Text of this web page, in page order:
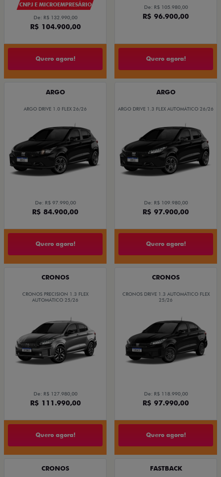
CNPJ E MICROEMPRESÁRIO
De: R$ 132.990,00
R$ 104.900,00
Quero agora!
De: R$ 105.980,00
R$ 96.900,00
Quero agora!
ARGO
ARGO DRIVE 1.0 FLEX 26/26
De: R$ 97.990,00
R$ 84.900,00
Quero agora!
ARGO
ARGO DRIVE 1.3 FLEX AUTOMÁTICO 26/26
De: R$ 109.980,00
R$ 97.900,00
Quero agora!
CRONOS
CRONOS PRECISION 1.3 FLEX
AUTOMÁTICO 25/26
De: R$ 127.980,00
R$ 111.990,00
Quero agora!
CRONOS
CRONOS DRIVE 1.3 AUTOMÁTICO FLEX
25/26
De: R$ 118.990,00
R$ 97.990,00
Quero agora!
CRONOS FASTBACK